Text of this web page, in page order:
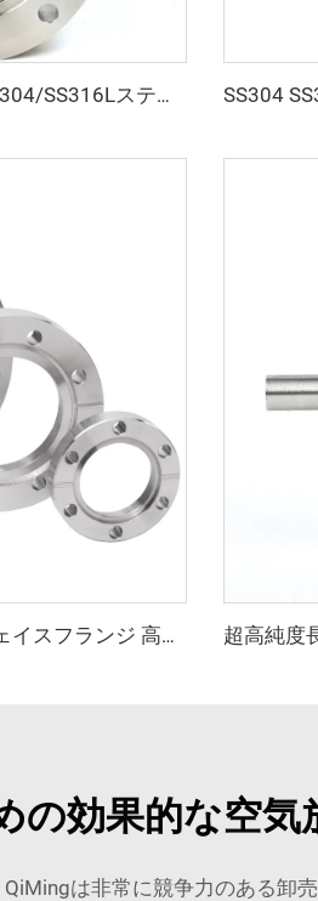
高真空バタフライバルブ SS304/SS316Lステンレス鋼製 ISO-F63-200 高品質バタフライバルブ マニュアル/空気圧/電動式
SS304 SS316L CFダブルフェイスフランジ 高真空継手 ステンレス鋼 通し穴 CFF16-CF250 3/4"-10" 両側同じサイズのCFフランジ
の効果的な空気
は非常に競争力のある卸